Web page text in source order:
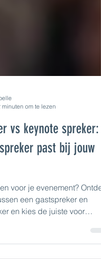
2 minuten om te lezen
vs keynote spreker:
past bij jouw
voor je evenement? Ontdek
een gastspreker en